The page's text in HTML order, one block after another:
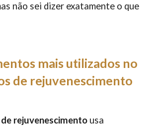
não sei dizer exatamente o que
mais utilizados no
de rejuvenescimento
rejuvenescimento usa